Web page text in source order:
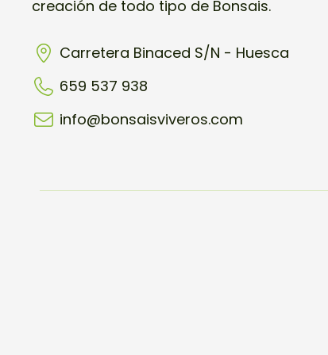
creación de todo tipo de Bonsais.
Carretera Binaced S/N - Huesca
659 537 938
info@bonsaisviveros.com